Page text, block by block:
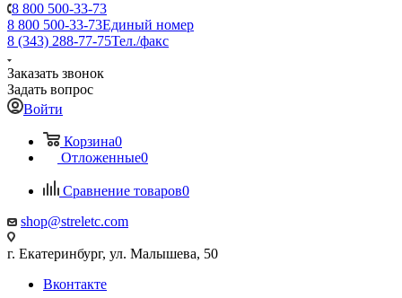
8 800 500-33-73
8 800 500-33-73Единый номер
8 (343) 288-77-75Тел./факс
Заказать звонок
Задать вопрос
Войти
Корзина0
Отложенные0
Сравнение товаров0
shop@streletc.com
г. Екатеринбург, ул. Малышева, 50
Вконтакте